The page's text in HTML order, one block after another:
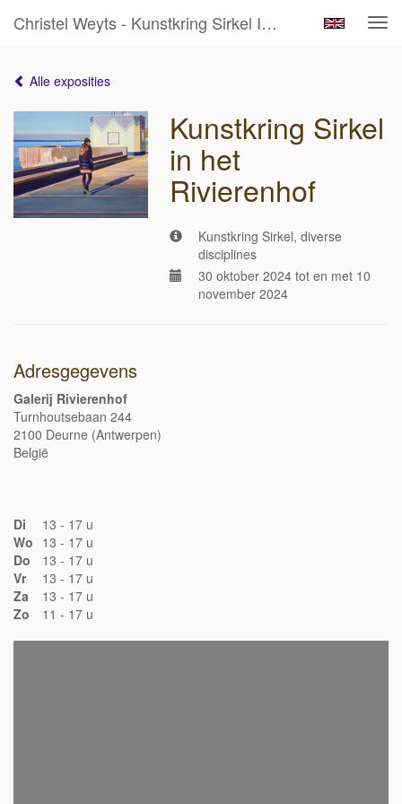
Christel Weyts - Kunstkring Sirkel In Het Rivierenhof
Alle exposities
Kunstkring Sirkel
in het
Rivierenhof
Kunstkring Sirkel, diverse
disciplines
30 oktober 2024 tot en met 10
november 2024
Adresgegevens
Galerij Rivierenhof
Turnhoutsebaan 244
2100 Deurne (Antwerpen)
België
Di
13 - 17 u
Wo 13 - 17 u
Do
13 - 17 u
Vr
13 - 17 u
Za
13 - 17 u
Zo
11 - 17 u